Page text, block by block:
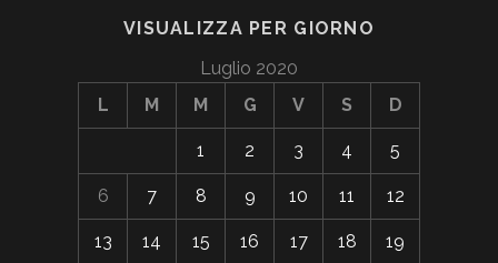
VISUALIZZA PER GIORNO
Luglio 2020
L
M M G V S D
1 2 3 4 5
6 7 8 9 10 11 12
13 14 15 16 17 18 19